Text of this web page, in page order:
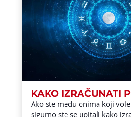
KAKO IZRAČUNATI
Ako ste među onima koji
sigurno ste se upitali kako